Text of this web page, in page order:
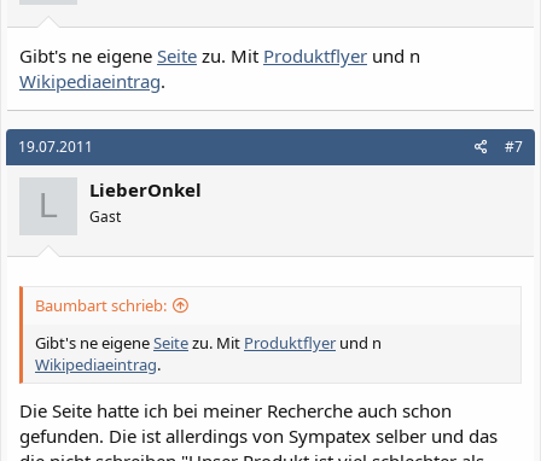
Gibt's ne eigene Seite zu. Mit Produktflyer und n
Wikipediaeintrag.
19.07.2011 #7
L LieberOnkel
Gast
Baumbart schrieb:
Gibt's ne eigeneSeitezu. Mit Produktflyer und n
Wikipediaeintrag.
Die Seite hatte ich bei meiner Recherche auch schon
gefunden. Die ist allerdings von Sympatex selber und das